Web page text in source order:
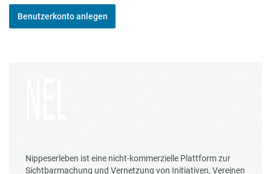
Benutzerkonto anlegen
Nippeserleben ist eine nicht-kommerzielle Plattform zur
Sichtbarmachung und Vernetzung von Initiativen, Vereinen